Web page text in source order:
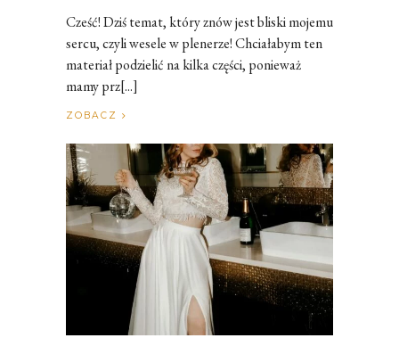
Cześć! Dziś temat, który znów jest bliski mojemu
sercu, czyli wesele w plenerze! Chciałabym ten
materiał podzielić na kilka części, ponieważ
mamy prz[...]
ZOBACZ